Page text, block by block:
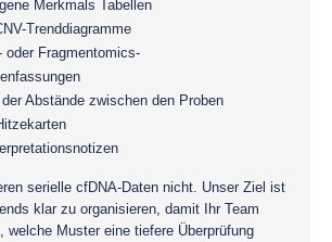
Merkmals Tabellen
Trenddiagramme
oder Fragmentomics-
Abstände zwischen den Proben
serielle cfDNA-Daten nicht. Unser Ziel ist
klar zu organisieren, damit Ihr Team
welche Muster eine tiefere Überprüfung